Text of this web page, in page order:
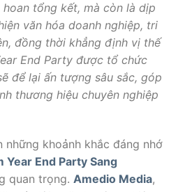
tổng kết, mà còn là dịp
văn hóa doanh nghiệp, tri
đồng thời khẳng định vị thế
End Party được tổ chức
để lại ấn tượng sâu sắc, góp
thương hiệu chuyên nghiệp
những khoảnh khắc đáng nhớ
Year End Party Sang
quan trọng. Amedio Media,